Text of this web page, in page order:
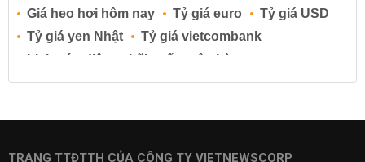
Giá heo hơi hôm nay
Tỷ giá euro
Tỷ giá USD
Tỷ giá yen Nhật
Tỷ giá vietcombank
Lịch cúp điện
Lãi suất ngân hàng
Lãi suất tiết kiệm
Lãi suất tiền gửi
Lãi suất ngân hàng BIDV
TRANG TTĐTTH CỦA CÔNG TY VIETNEWSCORP